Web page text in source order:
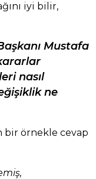
iyi bilir,
Mustafa
nasıl
ne
bir örnekle cevap